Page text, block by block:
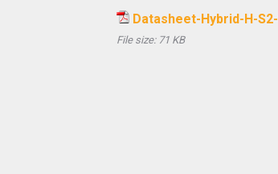
Datasheet-Hybrid-H-
File size:71 KB